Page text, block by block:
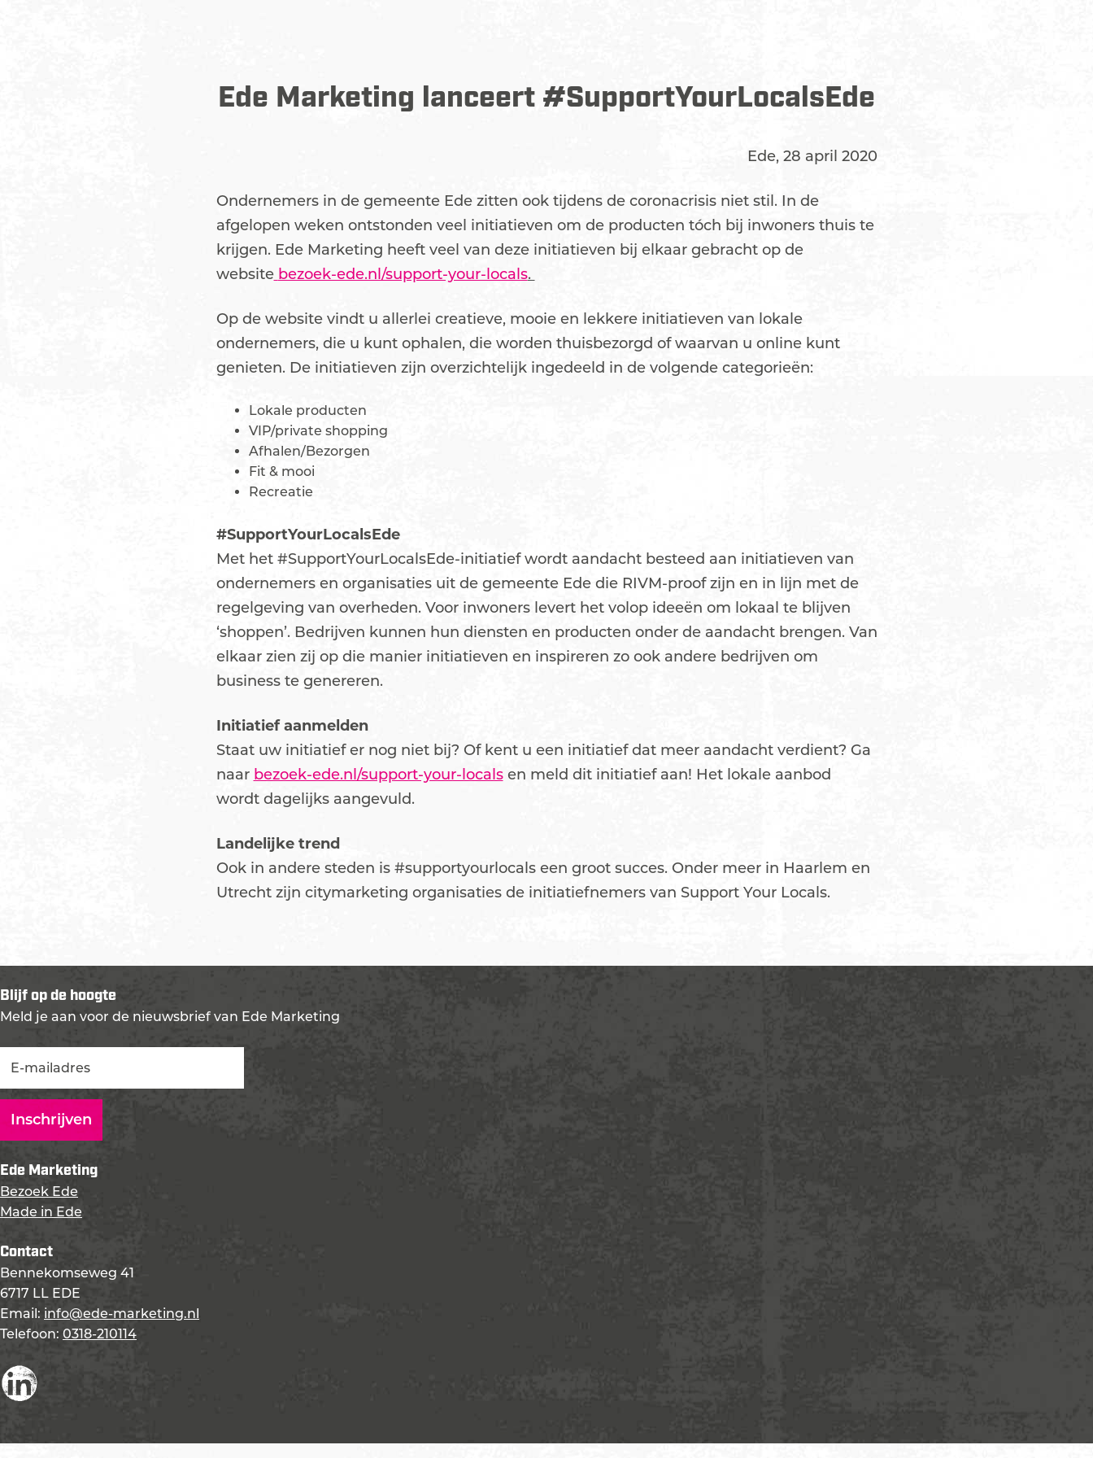
Ede Marketing lanceert #SupportYourLocalsEde
Ede, 28 april 2020
Ondernemers in de gemeente Ede zitten ook tijdens de coronacrisis niet stil. In de
afgelopen weken ontstonden veel initiatieven om de producten tóch bij inwoners thuis te
krijgen. Ede Marketing heeft veel van deze initiatieven bij elkaar gebracht op de
website bezoek-ede.nl/support-your-locals.
Op de website vindt u allerlei creatieve, mooie en lekkere initiatieven van lokale
ondernemers, die u kunt ophalen, die worden thuisbezorgd of waarvan u online kunt
genieten. De initiatieven zijn overzichtelijk ingedeeld in de volgende categorieën:
Lokale producten
VIP/private shopping
Afhalen/Bezorgen
Fit & mooi
Recreatie
#SupportYourLocalsEde
Met het #SupportYourLocalsEde-initiatief wordt aandacht besteed aan initiatieven van
ondernemers en organisaties uit de gemeente Ede die RIVM-proof zijn en in lijn met de
regelgeving van overheden. Voor inwoners levert het volop ideeën om lokaal te blijven
‘shoppen’. Bedrijven kunnen hun diensten en producten onder de aandacht brengen. Van
elkaar zien zij op die manier initiatieven en inspireren zo ook andere bedrijven om
business te genereren.
Initiatief aanmelden
Staat uw initiatief er nog niet bij? Of kent u een initiatief dat meer aandacht verdient? Ga
naar bezoek-ede.nl/support-your-localsen meld dit initiatief aan! Het lokale aanbod
wordt dagelijks aangevuld.
Landelijke trend
Ook in andere steden is #supportyourlocals een groot succes. Onder meer in Haarlem en
Utrecht zijn citymarketing organisaties de initiatiefnemers van Support Your Locals.
Blijf op de hoogte
Meld je aan voor de nieuwsbrief van Ede Marketing
Ede Marketing
Bezoek Ede
Made in Ede
Contact
Bennekomseweg 41
6717 LL EDE
Email: info@ede-marketing.nl
Telefoon: 0318-210114
L